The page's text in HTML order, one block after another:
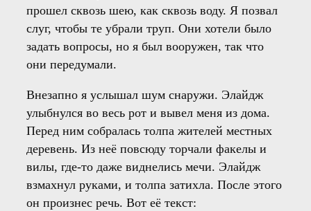
прошел сквозь шею, как сквозь воду. Я позвал
слуг, чтобы те убрали труп. Они хотели было
задать вопросы, но я был вооружен, так что
они передумали.
Внезапно я услышал шум снаружи. Элайдж
улыбнулся во весь рот и вывел меня из дома.
Перед ним собралась толпа жителей местных
деревень. Из неё повсюду торчали факелы и
вилы, где-то даже виднелись мечи. Элайдж
взмахнул руками, и толпа затихла. После этого
он произнес речь. Вот её текст: